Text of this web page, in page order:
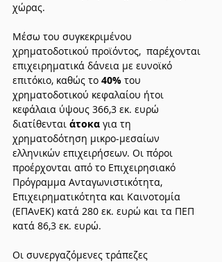
χώρας.
Μέσω του συγκεκριμένου
χρηματοδοτικού προϊόντος,  παρέχονται
επιχειρηματικά δάνεια με ευνοϊκό
επιτόκιο, καθώς το 40% του
χρηματοδοτικού κεφαλαίου ήτοι
κεφάλαια ύψους 366,3 εκ. ευρώ
διατίθενται άτοκα για τη
χρηματοδότηση μικρο-μεσαίων
ελληνικών επιχειρήσεων. Οι πόροι
προέρχονται από το Επιχειρησιακό
Πρόγραμμα Ανταγωνιστικότητα,
Επιχειρηματικότητα και Καινοτομία
(ΕΠΑνΕΚ) κατά 280 εκ. ευρώ και τα ΠΕΠ
κατά 86,3 εκ. ευρώ.
Οι συνεργαζόμενες τράπεζες